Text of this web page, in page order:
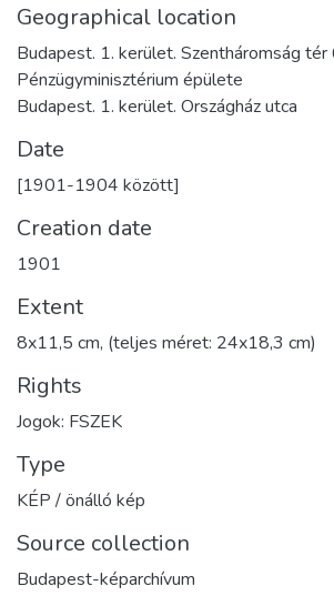
Geographical location
Budapest. 1. kerület. Szentháromság tér
Pénzügyminisztérium épülete
Budapest. 1. kerület. Országház utca
Date
[1901-1904 között]
Creation date
1901
Extent
8x11,5 cm, (teljes méret: 24x18,3 cm)
Rights
Jogok: FSZEK
Type
KÉP / önálló kép
Source collection
Budapest-képarchívum